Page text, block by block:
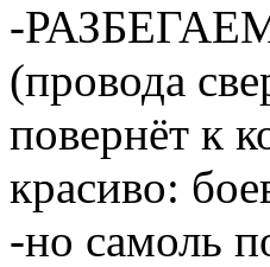
-
(провода
повернёт к
красиво:
-но самоль